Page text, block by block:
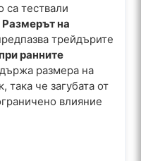
са тествали
Размерът на
трейдърите
ранните
размера на
така че загубата от
влияние